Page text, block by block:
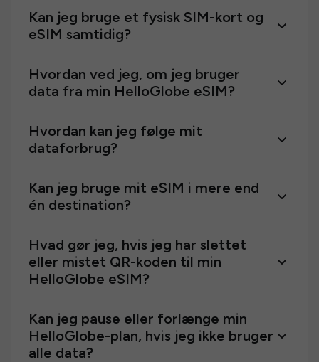
Kan jeg bruge et fysisk SIM-kort og
eSIM samtidig?
Hvordan ved jeg, om jeg bruger
data fra min HelloGlobe eSIM?
Hvordan kan jeg følge mit
dataforbrug?
Kan jeg bruge mit eSIM i mere end
én destination?
Hvad gør jeg, hvis jeg har slettet
eller mistet QR-koden til min
HelloGlobe eSIM?
Kan jeg pause eller forlænge min
HelloGlobe-plan, hvis jeg ikke bruger
alle data?